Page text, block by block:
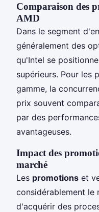
Comparaison des
AMD
Dans le segment
généralement des
qu'Intel se
supérieurs. Pour les
gamme, la
prix souvent
par des
avantageuses.
Impact des
marché
Les promotions et
considérablement le
d'acquérir des